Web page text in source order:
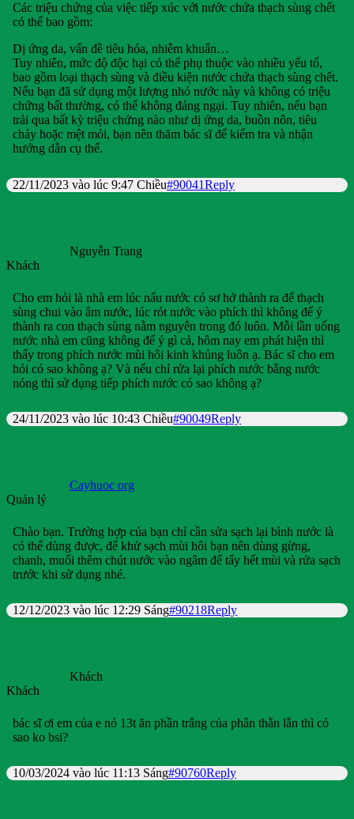
Các triệu chứng của việc tiếp xúc với nước chứa thạch sùng chết
có thể bao gồm:
Dị ứng da, vấn đề tiêu hóa, nhiễm khuẩn…
Tuy nhiên, mức độ độc hại có thể phụ thuộc vào nhiều yếu tố,
bao gồm loại thạch sùng và điều kiện nước chứa thạch sùng chết.
Nếu bạn đã sử dụng một lượng nhỏ nước này và không có triệu
chứng bất thường, có thể không đáng ngại. Tuy nhiên, nếu bạn
trải qua bất kỳ triệu chứng nào như dị ứng da, buồn nôn, tiêu
chảy hoặc mệt mỏi, bạn nên thăm bác sĩ để kiểm tra và nhận
hướng dẫn cụ thể.
22/11/2023 vào lúc 9:47 Chiều#90041Reply
Nguyễn Trang
Khách
Cho em hỏi là nhà em lúc nấu nước có sơ hở thành ra để thạch
sùng chui vào âm nước, lúc rót nước vào phích thì không để ý
thành ra con thạch sùng nằm nguyên trong đó luôn. Mỗi lần uống
nước nhà em cũng không để ý gì cả, hôm nay em phát hiện thì
thấy trong phích nước mùi hôi kinh khủng luôn ạ. Bác sĩ cho em
hỏi có sao không ạ? Và nếu chỉ rửa lại phích nước bằng nước
nóng thì sử dụng tiếp phích nước có sao không ạ?
24/11/2023 vào lúc 10:43 Chiều#90049Reply
Cayhuoc org
Quản lý
Chào bạn. Trường hợp của bạn chỉ cần sửa sạch lại bình nước là
có thể dùng được, để khử sạch mùi hôi bạn nên dùng gừng,
chanh, muối thêm chút nước vào ngâm để tẩy hết mùi và rửa sạch
trước khi sử dụng nhé.
12/12/2023 vào lúc 12:29 Sáng#90218Reply
Khách
Khách
bác sĩ ơi em của e nó 13t ăn phần trắng của phân thằn lằn thì có
sao ko bsi?
10/03/2024 vào lúc 11:13 Sáng#90760Reply